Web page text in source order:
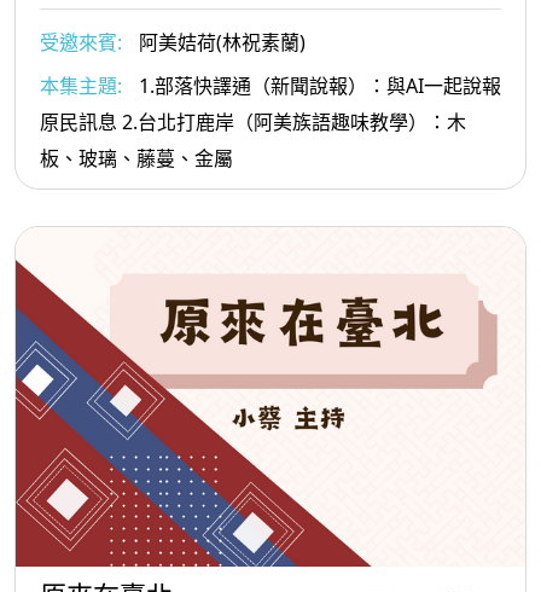
受邀來賓:
阿美姞荷(林祝素蘭)
本集主題:
1.部落快譯通（新聞說報）：與AI一起說報
原民訊息 2.台北打鹿岸（阿美族語趣味教學）：木
板、玻璃、藤蔓、金屬